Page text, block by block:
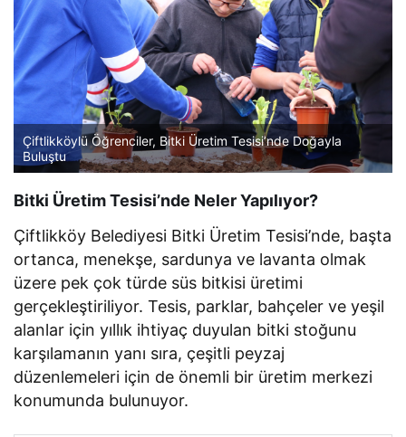
Çiftlikköylü Öğrenciler, Bitki Üretim Tesisi’nde Doğayla
Buluştu
Bitki Üretim Tesisi’nde Neler Yapılıyor?
Çiftlikköy Belediyesi Bitki Üretim Tesisi’nde, başta
ortanca, menekşe, sardunya ve lavanta olmak
üzere pek çok türde süs bitkisi üretimi
gerçekleştiriliyor. Tesis, parklar, bahçeler ve yeşil
alanlar için yıllık ihtiyaç duyulan bitki stoğunu
karşılamanın yanı sıra, çeşitli peyzaj
düzenlemeleri için de önemli bir üretim merkezi
konumunda bulunuyor.